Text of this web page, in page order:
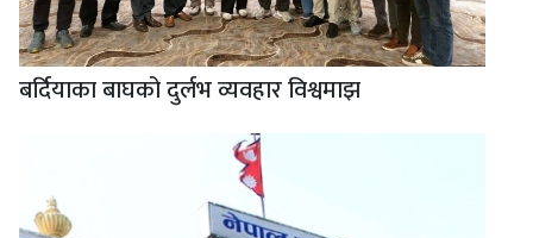
बर्दियाका बाघको दुर्लभ व्यवहार विश्वमाझ